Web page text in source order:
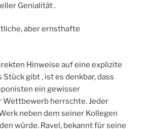
Genialität .
aber ernsthafte
Hinweise auf eine explizite
gibt , ist es denkbar, dass
ein gewisser
herrschte. Jeder
neben dem seiner Kollegen
würde. Ravel, bekannt für seine